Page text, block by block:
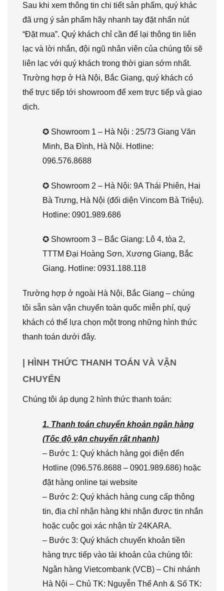
Sau khi xem thông tin chi tiết sản phẩm, quý khác
đã ưng ý sản phẩm hãy nhanh tay đặt nhấn nút
“Đặt mua”. Quý khách chỉ cần để lại thông tin liên
lạc và lời nhắn, đội ngũ nhân viên của chúng tôi sẽ
liên lạc với quý khách trong thời gian sớm nhất.
Trường hợp ở Hà Nội, Bắc Giang, quý khách có
thể trực tiếp tới showroom để xem trực tiếp và giao
dịch.
✪ Showroom 1 – Hà Nội : 25/73 Giang Văn
Minh, Ba Đình, Hà Nội. Hotline:
096.576.8688
✪ Showroom 2 – Hà Nội: 9A Thái Phiên, Hai
Bà Trưng, Hà Nội (đối diện Vincom Bà Triệu).
Hotline: 0901.989.686
✪ Showroom 3 – Bắc Giang: Lô 4, tòa 2,
TTTM Đại Hoàng Sơn, Xương Giang, Bắc
Giang. Hotline: 0931.188.118
Trường hợp ở ngoài Hà Nội, Bắc Giang – chúng
tôi sẵn sàn vận chuyển toàn quốc miễn phí, quý
khách có thể lựa chọn một trong những hình thức
thanh toán dưới đây.
| HÌNH THỨC THANH TOÁN VÀ VẬN
CHUYỂN
Chúng tôi áp dụng 2 hình thức thanh toán:
1. Thanh toán chuyển khoản ngân hàng
(Tốc độ vận chuyển rất nhanh)
– Bước 1: Quý khách hàng gọi điện đến
Hotline (096.576.8688 – 0901.989.686) hoặc
đặt hàng online tại website
– Bước 2: Quý khách hàng cung cấp thông
tin, địa chỉ nhận hàng khi nhận được tin nhắn
hoặc cuộc gọi xác nhận từ 24KARA.
– Bước 3: Quý khách chuyển khoản tiền
hàng trực tiếp vào tài khoản của chúng tôi:
Ngân hàng Vietcombank (VCB) – Chi nhánh
Hà Nội – Chủ TK: Nguyễn Thế Anh & Số TK: